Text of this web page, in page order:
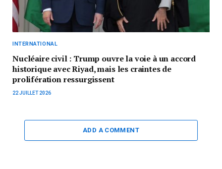
INTERNATIONAL
Nucléaire civil : Trump ouvre la voie à un accord
historique avec Riyad, mais les craintes de
prolifération ressurgissent
22 JUILLET 2026
ADD A COMMENT